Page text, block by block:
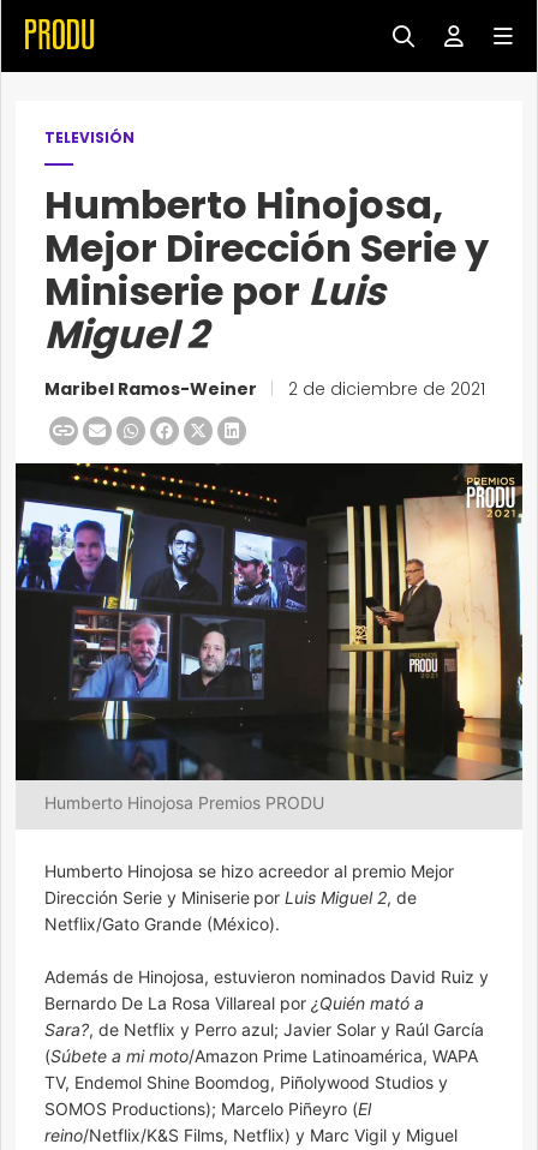
TELEVISIÓN
Humberto Hinojosa,
Mejor Dirección Serie y
Miniserie por Luis
Miguel 2
Maribel Ramos-Weiner 2 de diciembre de 2021
Humberto Hinojosa Premios PRODU
Humberto Hinojosa se hizo acreedor al premio Mejor
Dirección Serie y Miniserie por Luis Miguel 2, de
Netflix/Gato Grande (México).
Además de Hinojosa, estuvieron nominados David Ruiz y
Bernardo De La Rosa Villareal por ¿Quién mató a
Sara?, de Netflix y Perro azul; Javier Solar y Raúl García
(Súbete a mi moto/Amazon Prime Latinoamérica, WAPA
TV, Endemol Shine Boomdog, Piñolywood Studios y
SOMOS Productions); Marcelo Piñeyro (El
reino/Netflix/K&S Films, Netflix) y Marc Vigil y Miguel